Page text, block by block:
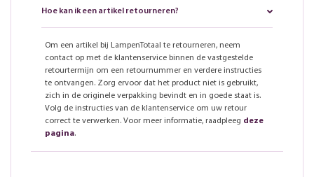
Hoe kan ik een artikel retourneren?
Om een artikel bij LampenTotaal te retourneren, neem
contact op met de klantenservice binnen de vastgestelde
retourtermijn om een retournummer en verdere instructies
te ontvangen. Zorg ervoor dat het product niet is gebruikt,
zich in de originele verpakking bevindt en in goede staat is.
Volg de instructies van de klantenservice om uw retour
correct te verwerken. Voor meer informatie, raadpleeg deze
pagina.